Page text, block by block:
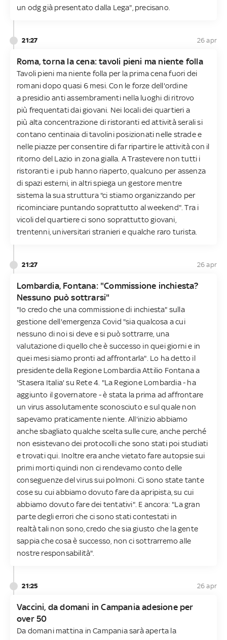
un odg già presentato dalla Lega", precisano.
21:27 26 apr
Roma, torna la cena: tavoli pieni ma niente folla
Tavoli pieni ma niente folla per la prima cena fuori dei
romani dopo quasi 6 mesi. Con le forze dell'ordine
a presidio anti assembramenti nella luoghi di ritrovo
più frequentati dai giovani. Nei locali dei quartieri a
più alta concentrazione di ristoranti ed attività serali si
contano centinaia di tavolini posizionati nelle strade e
nelle piazze per consentire di far ripartire le attività con il
ritorno del Lazio in zona gialla. A Trastevere non tutti i
ristoranti e i pub hanno riaperto, qualcuno per assenza
di spazi esterni, in altri spiega un gestore mentre
sistema la sua struttura "ci stiamo organizzando per
ricominciare puntando soprattutto al weekend". Tra i
vicoli del quartiere ci sono soprattutto giovani,
trentenni, universitari stranieri e qualche raro turista.
21:27 26 apr
Lombardia, Fontana: "Commissione inchiesta?
Nessuno può sottrarsi"
"Io credo che una commissione di inchiesta" sulla
gestione dell'emergenza Covid "sia qualcosa a cui
nessuno di noi si deve e si può sottrarre, una
valutazione di quello che è successo in quei giorni e in
quei mesi siamo pronti ad affrontarla". Lo ha detto il
presidente della Regione Lombardia Attilio Fontana a
'Stasera Italia' su Rete 4. "La Regione Lombardia - ha
aggiunto il governatore - è stata la prima ad affrontare
un virus assolutamente sconosciuto e sul quale non
sapevamo praticamente niente. All'inizio abbiamo
anche sbagliato qualche scelta sulle cure, anche perché
non esistevano dei protocolli che sono stati poi studiati
e trovati qui. Inoltre era anche vietato fare autopsie sui
primi morti quindi non ci rendevamo conto delle
conseguenze del virus sui polmoni. Ci sono state tante
cose su cui abbiamo dovuto fare da apripista, su cui
abbiamo dovuto fare dei tentativi". E ancora: "La gran
parte degli errori che ci sono stati contestati in
realtà tali non sono, credo che sia giusto che la gente
sappia che cosa è successo, non ci sottrarremo alle
nostre responsabilità".
21:25 26 apr
Vaccini, da domani in Campania adesione per
over 50
Da domani mattina in Campania sarà aperta la